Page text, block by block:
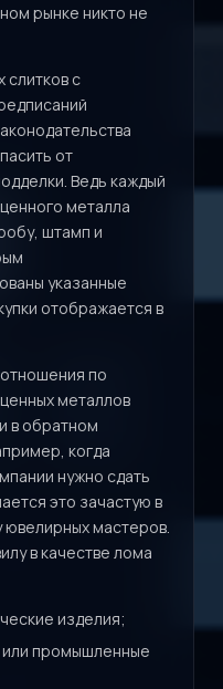
рынке никто не
слитков с
от
Ведь каждый
металла
штамп и
указанные
отображается в
по
металлов
в обратном
когда
нужно сдать
это зачастую в
ювелирных мастеров.
в качестве лома
изделия;
или промышленные